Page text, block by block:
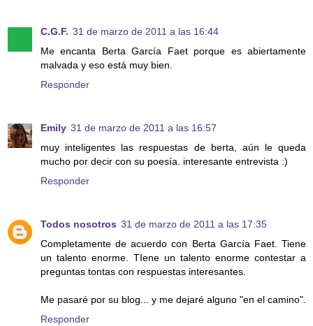
C.G.F. 31 de marzo de 2011 a las 16:44
Me encanta Berta García Faet porque es abiertamente
malvada y eso está muy bien.
Responder
Emily 31 de marzo de 2011 a las 16:57
muy inteligentes las respuestas de berta, aún le queda
mucho por decir con su poesía. interesante entrevista :)
Responder
Todos nosotros 31 de marzo de 2011 a las 17:35
Completamente de acuerdo con Berta García Faet. Tiene
un talento enorme. TIene un talento enorme contestar a
preguntas tontas con respuestas interesantes.
Me pasaré por su blog... y me dejaré alguno "en el camino".
Responder